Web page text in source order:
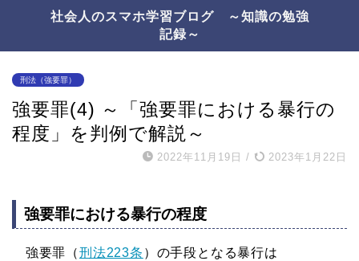
社会人のスマホ学習ブログ ～知識の勉強
記録～
刑法（強要罪）
強要罪(4) ～「強要罪における暴行の
程度」を判例で解説～
2022年11月19日 / 2023年1月22日
強要罪における暴行の程度
強要罪（刑法223条 ）の手段となる暴行は